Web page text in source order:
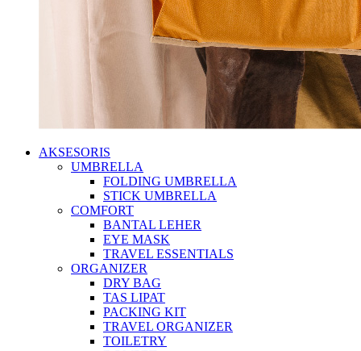
AKSESORIS
UMBRELLA
FOLDING UMBRELLA
STICK UMBRELLA
COMFORT
BANTAL LEHER
EYE MASK
TRAVEL ESSENTIALS
ORGANIZER
DRY BAG
TAS LIPAT
PACKING KIT
TRAVEL ORGANIZER
TOILETRY